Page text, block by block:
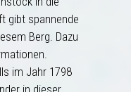
gibt spannende
Berg. Dazu
im Jahr 1798